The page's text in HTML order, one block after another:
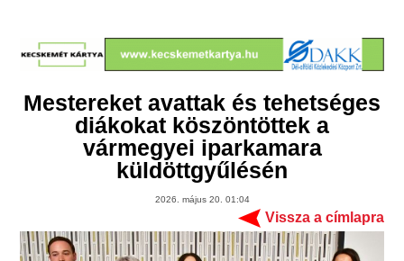
Mestereket avattak és tehetséges
diákokat köszöntöttek a
vármegyei iparkamara
küldöttgyűlésén
2026. május 20. 01:04
Vissza a címlapra